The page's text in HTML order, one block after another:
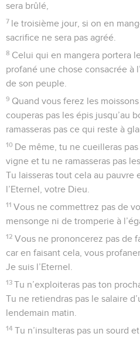
sera brûlé,
7 le troisième jour, si on en
sacrifice ne sera pas agréé.
8 Celui qui en mangera portera
profané une chose consacrée à
de son peuple.
9 Quand vous ferez les
couperas pas les épis jusqu’au
ramasseras pas ce qui reste à
10 De même, tu ne cueilleras
vigne et tu ne ramasseras pas
Tu laisseras tout cela au pauvre
l’Eternel, votre Dieu.
11 Vous ne commettrez pas de
mensonge ni de tromperie à
12 Vous ne prononcerez pas de
car en faisant cela, vous
Je suis l’Eternel.
13 Tu n’exploiteras pas ton
Tu ne retiendras pas le salaire
lendemain matin.
14 Tu n’insulteras pas un sourd